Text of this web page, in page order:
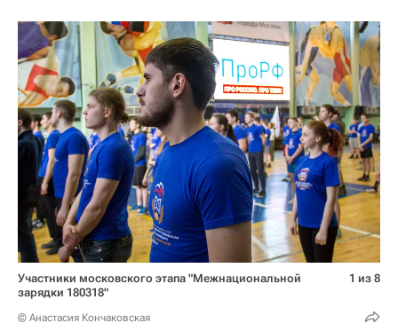
Участники московского этапа "Межнациональной
зарядки 180318"
© Анастасия Кончаковская
1 из 8